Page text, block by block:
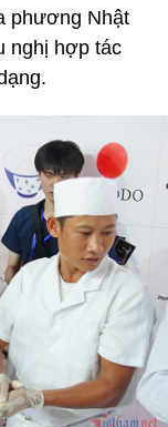
phương Nhật
nghị hợp tác